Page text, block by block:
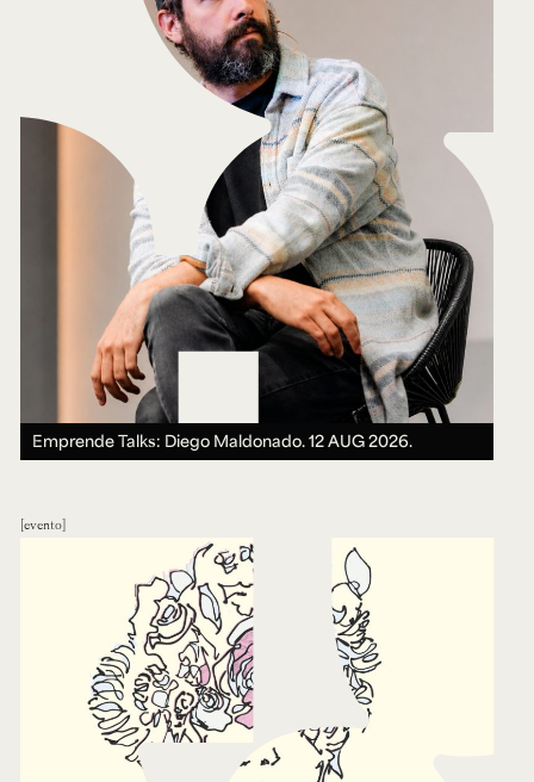
Emprende Talks: Diego Maldonado.12 AUG 2026.
evento